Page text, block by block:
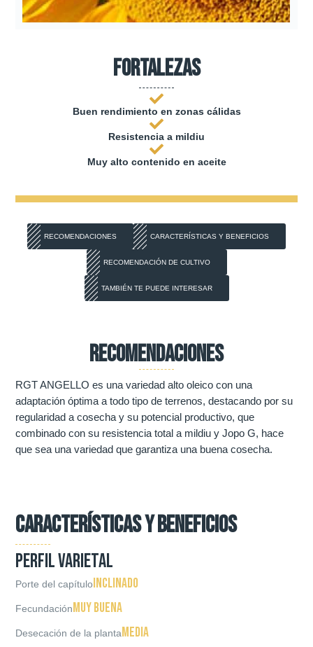
Fortalezas
Buen rendimiento en zonas cálidas
Resistencia a mildiu
Muy alto contenido en aceite
RECOMENDACIONES CARACTERÍSTICAS Y BENEFICIOS
RECOMENDACIÓN DE CULTIVO
TAMBIÉN TE PUEDE INTERESAR
Recomendaciones
RGT ANGELLO es una variedad alto oleico con una
adaptación óptima a todo tipo de terrenos, destacando por su
regularidad a cosecha y su potencial productivo, que
combinado con su resistencia total a mildiu y Jopo G, hace
que sea una variedad que garantiza una buena cosecha.
CARACTERÍSTICAS Y BENEFICIOS
PERFIL VARIETAL
Porte del capítuloInclinado
FecundaciónMuy buena
Desecación de la plantaMedia